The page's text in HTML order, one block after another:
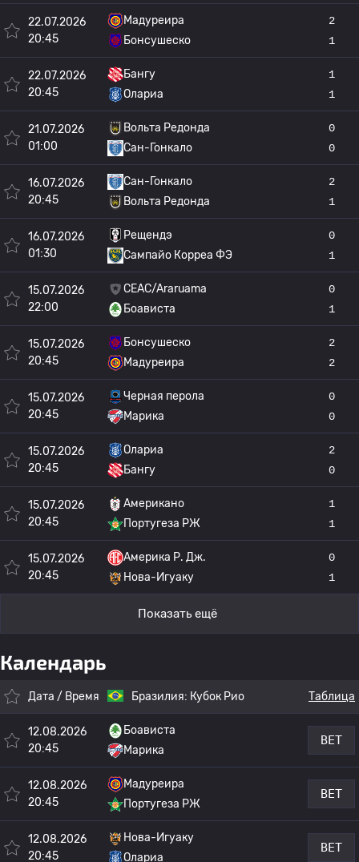
22.07.2026
20:45
Мадуреира
Бонсушеско
2
1
22.07.2026
20:45
Бангу
Олариа
1
1
21.07.2026
01:00
Вольта Редонда
Сан-Гонкало
0
0
16.07.2026
20:45
Сан-Гонкало
Вольта Редонда
2
1
16.07.2026
01:30
Рещендэ
Сампайо Корреа ФЭ
0
1
15.07.2026
22:00
CEAC/Araruama
Боависта
0
1
15.07.2026
20:45
Бонсушеско
Мадуреира
2
2
15.07.2026
20:45
Черная перола
Марика
0
0
15.07.2026
20:45
Олариа
Бангу
2
0
15.07.2026
20:45
Американо
Португеза РЖ
1
1
15.07.2026
20:45
Америка Р. Дж.
Нова-Игуаку
0
1
Показать ещё
Календарь
Дата / Время Бразилия: Кубок Рио Таблица
12.08.2026
20:45
Боависта
Марика
BET
12.08.2026
20:45
Мадуреира
Португеза РЖ
BET
12.08.2026
20:45
Нова-Игуаку
Олариа
BET